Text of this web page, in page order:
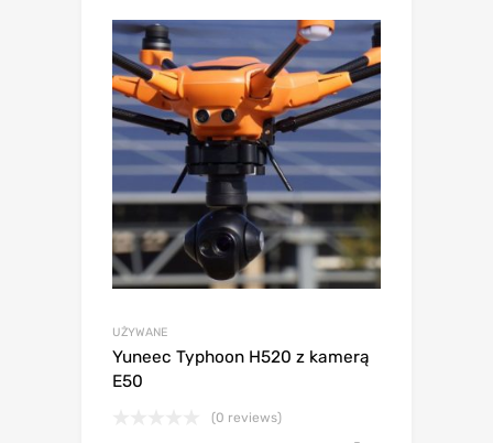
UŻYWANE
Yuneec Typhoon H520 z kamerą
E50
(0 reviews)